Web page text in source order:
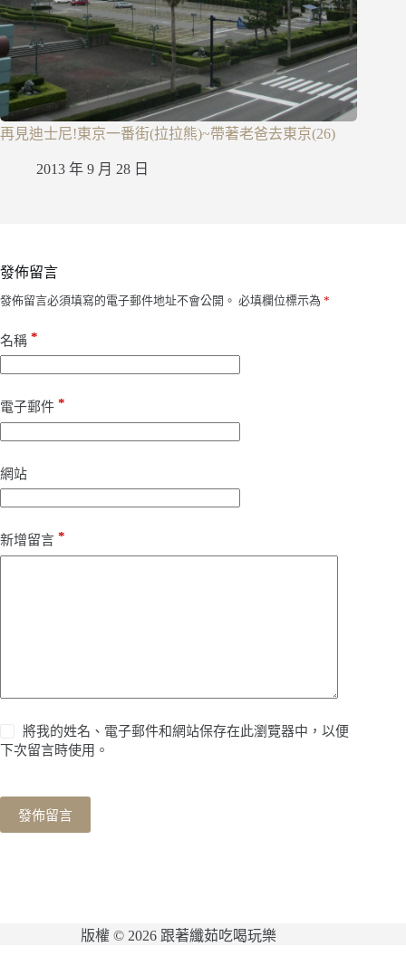
再見迪士尼!東京一番街(拉拉熊)~帶著老爸去東京(26)
2013 年 9 月 28 日
發佈留言
發佈留言必須填寫的電子郵件地址不會公開。 必填欄位標示為 *
名稱 *
電子郵件 *
網站
新增留言 *
將我的姓名、電子郵件和網站保存在此瀏覽器中，以便
下次留言時使用。
發佈留言
版權 © 2026 跟著纖茹吃喝玩樂